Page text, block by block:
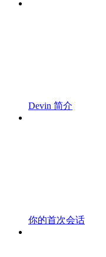
Devin 简介
你的首次会话